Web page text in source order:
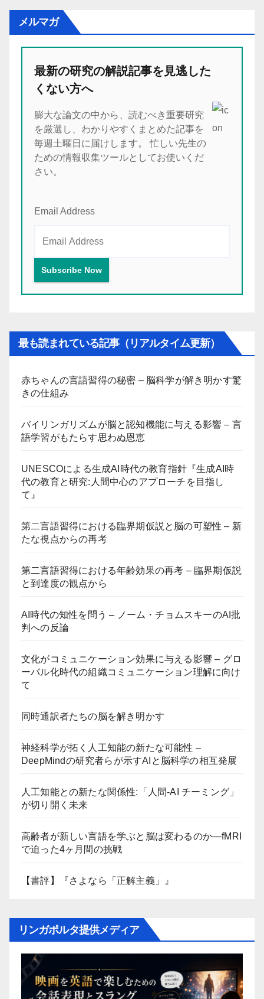
メルマガ
最新の研究の解説記事を見逃した
くない方へ
膨大な論文の中から、読むべき重要研究
を厳選し、わかりやすくまとめた記事を
毎週土曜日に届けします。 忙しい先生の
ための情報収集ツールとしてお使いくだ
さい。
Email Address
最も読まれている記事（リアルタイム更新）
赤ちゃんの言語習得の秘密 – 脳科学が解き明かす驚
きの仕組み
バイリンガリズムが脳と認知機能に与える影響 – 言
語学習がもたらす思わぬ恩恵
UNESCOによる生成AI時代の教育指針『生成AI時
代の教育と研究:人間中心のアプローチを目指し
て』
第二言語習得における臨界期仮説と脳の可塑性 – 新
たな視点からの再考
第二言語習得における年齢効果の再考 – 臨界期仮説
と到達度の観点から
AI時代の知性を問う – ノーム・チョムスキーのAI批
判への反論
文化がコミュニケーション効果に与える影響 – グロ
ーバル化時代の組織コミュニケーション理解に向け
て
同時通訳者たちの脳を解き明かす
神経科学が拓く人工知能の新たな可能性 –
DeepMindの研究者らが示すAIと脳科学の相互発展
人工知能との新たな関係性:「人間-AI チーミング」
が切り開く未来
高齢者が新しい言語を学ぶと脳は変わるのか―fMRI
で迫った4ヶ月間の挑戦
【書評】『さよなら「正解主義」』
リンガポルタ提供メディア